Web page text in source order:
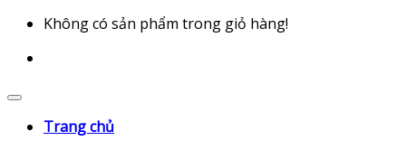
Không có sản phẩm trong giỏ hàng!
Trang chủ